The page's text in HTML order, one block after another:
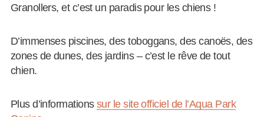
Granollers, et c’est un paradis pour les chiens !
D’immenses piscines, des toboggans, des canoës, des
zones de dunes, des jardins – c’est le rêve de tout
chien.
Plus d’informations sur le site officiel de l’Aqua Park